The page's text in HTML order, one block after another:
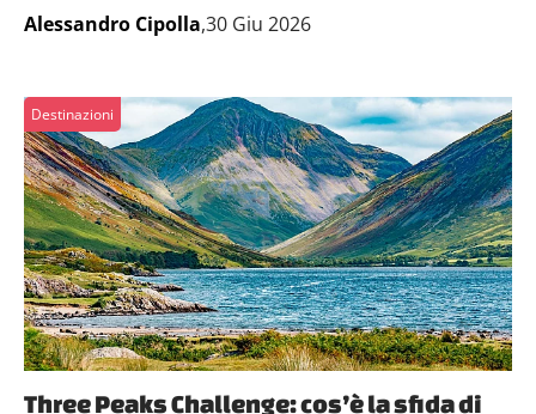
Alessandro Cipolla,30 Giu 2026
Destinazioni
Three Peaks Challenge: cos’è la sfida di